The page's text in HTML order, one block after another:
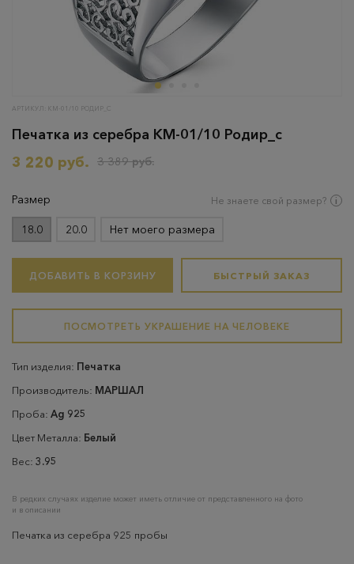
АРТИКУЛ: КМ-01/10 РОДИР_С
Печатка из серебра КМ-01/10 Родир_с
3 220 руб.
3 389 руб.
Размер Не знаете свой размер?
18.0 20.0 Нет моего размера
ДОБАВИТЬ В КОРЗИНУ БЫСТРЫЙ ЗАКАЗ
ПОСМОТРЕТЬ УКРАШЕНИЕ НА ЧЕЛОВЕКЕ
Тип изделия: Печатка
Производитель: МАРШАЛ
Проба: Ag 925
Цвет Металла: Белый
Вес: 3.95
В редких случаях изделие может иметь отличие от представленного на фото
и в описании
Печатка из серебра 925 пробы